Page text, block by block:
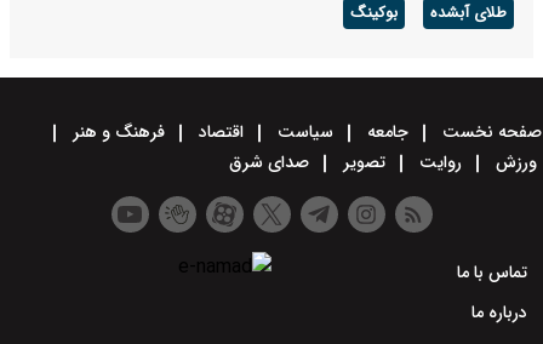
طلای آبشده بوکینگ
صفحه نخست جامعه سیاست اقتصاد
فرهنگ و هنر
ورزش
روایت تصویر صدای شرق
تماس با ما
درباره ما